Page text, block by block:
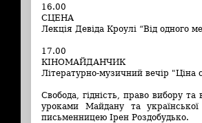
16.00
СЦЕНА
Лекція Девіда Кроулі “Від одного
17.00
КІНОМАЙДАНЧИК
Літературно-музичний вечір "Ціна
Свобода, гідність, право вибору та
уроками Майдану та
письменницею Ірен Роздобудько.